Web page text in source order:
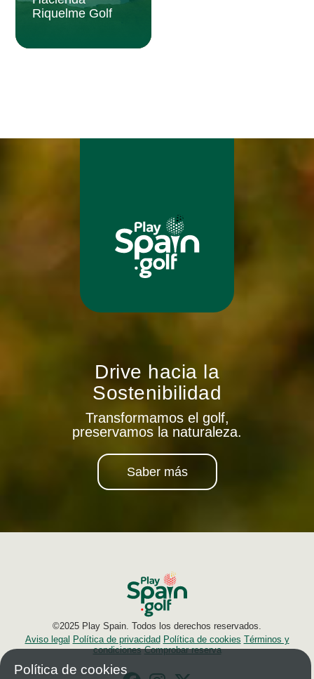
Riquelme Golf
Drive hacia la
Sostenibilidad
Transformamos el golf,
preservamos la naturaleza.
Saber más
©2025 Play Spain. Todos los derechos reservados.
Aviso legal Política de privacidad Política de cookies Términos y
condiciones Comprobar reserva
Política de cookies